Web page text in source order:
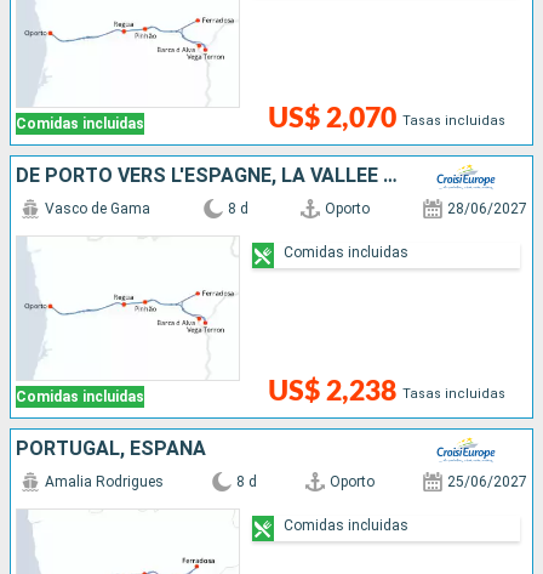
Comidas incluidas US$ 2,070 Tasas incluidas
DE PORTO VERS L'ESPAGNE, LA VALLÉE DU DOURO (PORTUGAL) ET SALAMANQUE (ESPAGNE)
Comidas incluidas
Vasco de Gama 8 d Oporto 28/06/2027
US$ 2,238 Tasas incluidas
Comidas incluidas
PORTUGAL, ESPAÑA
Amalia Rodrigues 8 d Oporto 25/06/2027
Comidas incluidas